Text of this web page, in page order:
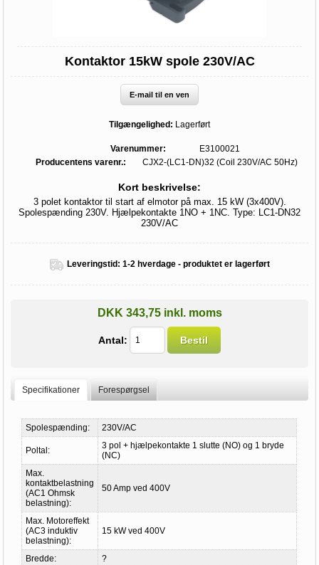
Kontaktor 15kW spole 230V/AC
E-mail til en ven
Tilgængelighed: Lagerført
Varenummer:
E3100021
Producentens varenr.:
CJX2-(LC1-DN)32 (Coil 230V/AC 50Hz)
Kort beskrivelse:
3 polet kontaktor til start af elmotor på max. 15 kW (3x400V).
Spolespænding 230V. Hjælpekontakte 1NO + 1NC. Type: LC1-DN32
230V/AC
Leveringstid: 1-2 hverdage - produktet er lagerført
DKK 343,75 inkl. moms
Antal: Bestil
Specifikationer Forespørgsel
Spolespænding: 230V/AC
Poltal:
3 pol + hjælpekontakte 1 slutte (NO) og 1 bryde
(NC)
Max.
kontaktbelastning
(AC1 Ohmsk
belastning):
50 Amp ved 400V
Max. Motoreffekt
(AC3 induktiv
belastning):
15 kW ved 400V
Bredde:
?